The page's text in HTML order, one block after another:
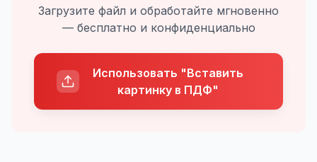
Загрузите файл и обработайте мгновенно
— бесплатно и конфиденциально
Использовать "Вставить
картинку в ПДФ"